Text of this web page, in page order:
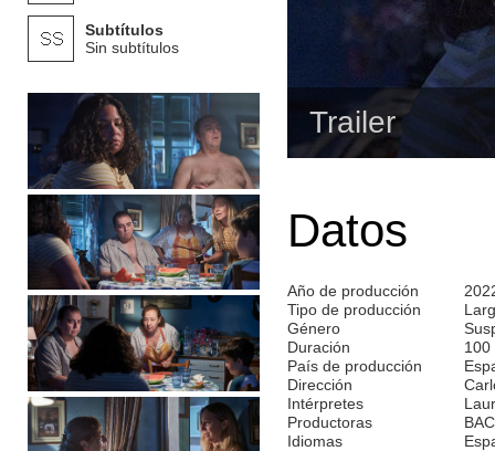
Subtítulos
Sin subtítulos
Trailer
Datos
Año de producción
Tipo de producción
Género
Duración
100
País de producción
Dirección
Intérpretes
Productoras
Idiomas